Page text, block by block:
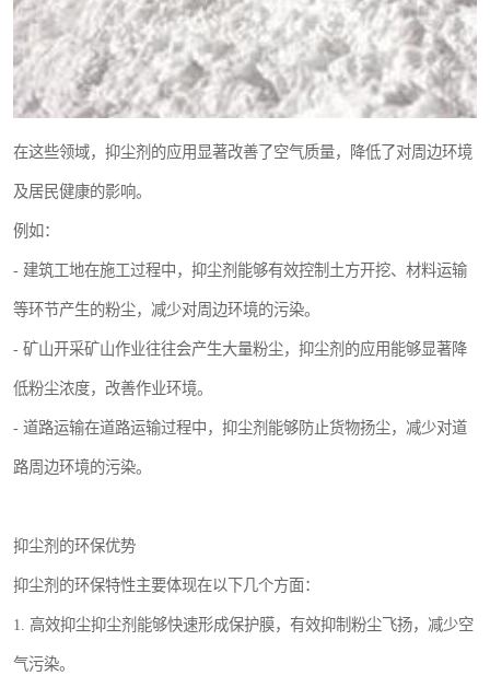
在这些领域，抑尘剂的应用显著改善了空气质量，降低了对周边环境
及居民健康的影响。
例如：
- 建筑工地在施工过程中，抑尘剂能够有效控制土方开挖、材料运输
等环节产生的粉尘，减少对周边环境的污染。
- 矿山开采矿山作业往往会产生大量粉尘，抑尘剂的应用能够显著降
低粉尘浓度，改善作业环境。
- 道路运输在道路运输过程中，抑尘剂能够防止货物扬尘，减少对道
路周边环境的污染。
抑尘剂的环保优势
抑尘剂的环保特性主要体现在以下几个方面：
1. 高效抑尘抑尘剂能够快速形成保护膜，有效抑制粉尘飞扬，减少空
气污染。